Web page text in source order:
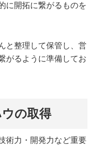
に開拓に繋がるものを
と整理して保管し、営
がるように準備してお
の取得
術力・開発力など重要